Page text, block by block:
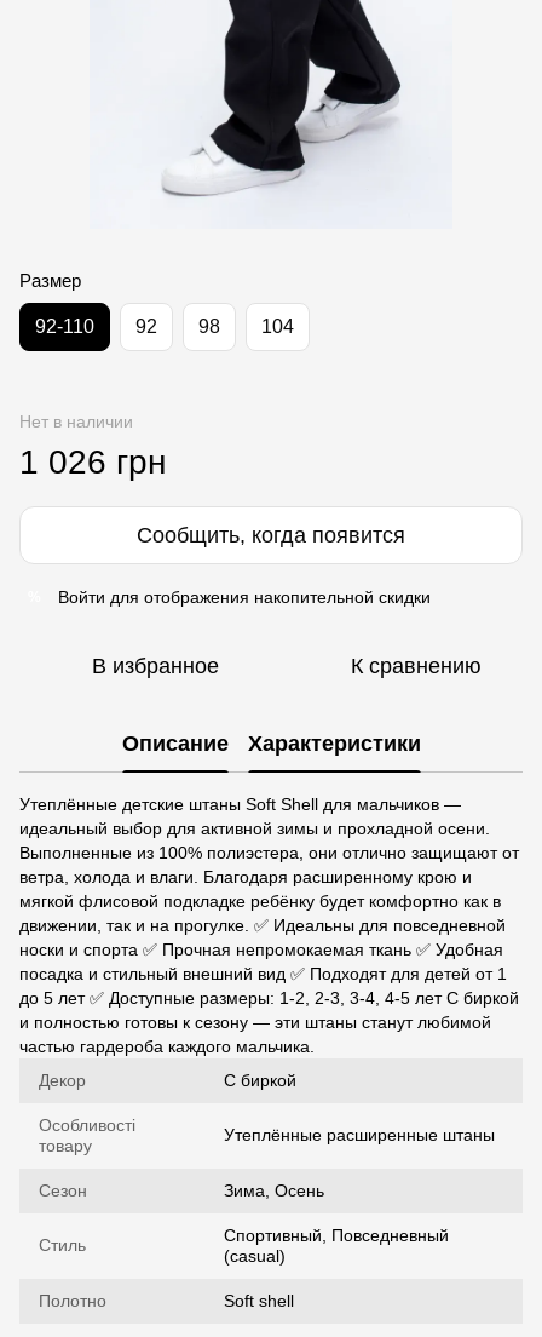
Размер
92-110 92 98 104
Нет в наличии
1 026 грн
Сообщить, когда появится
Войти для отображения накопительной скидки
В избранное К сравнению
Описание Характеристики
Утеплённые детские штаны Soft Shell для мальчиков —
идеальный выбор для активной зимы и прохладной осени.
Выполненные из 100% полиэстера, они отлично защищают от
ветра, холода и влаги. Благодаря расширенному крою и
мягкой флисовой подкладке ребёнку будет комфортно как в
движении, так и на прогулке. ✅ Идеальны для повседневной
носки и спорта ✅ Прочная непромокаемая ткань ✅ Удобная
посадка и стильный внешний вид ✅ Подходят для детей от 1
до 5 лет ✅ Доступные размеры: 1-2, 2-3, 3-4, 4-5 лет С биркой
и полностью готовы к сезону — эти штаны станут любимой
частью гардероба каждого мальчика.
Декор
С биркой
Особливості
товару
Утеплённые расширенные штаны
Сезон Зима, Осень
Стиль
Спортивный, Повседневный
(casual)
Полотно Soft shell